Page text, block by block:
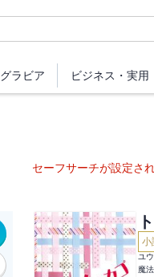
グラビア ビジネス ・実用
セーフサーチが設定さ
小
ユウ
魔